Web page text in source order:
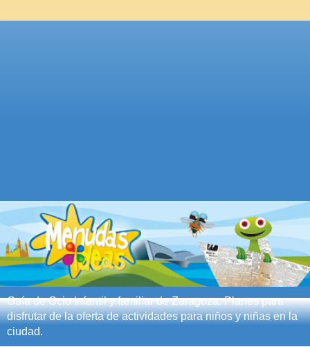
Guía de Ocio Infantil y familiar de Zaragoza. Planes para
disfrutar de la oferta de actividades para niños y niñas en la
ciudad.